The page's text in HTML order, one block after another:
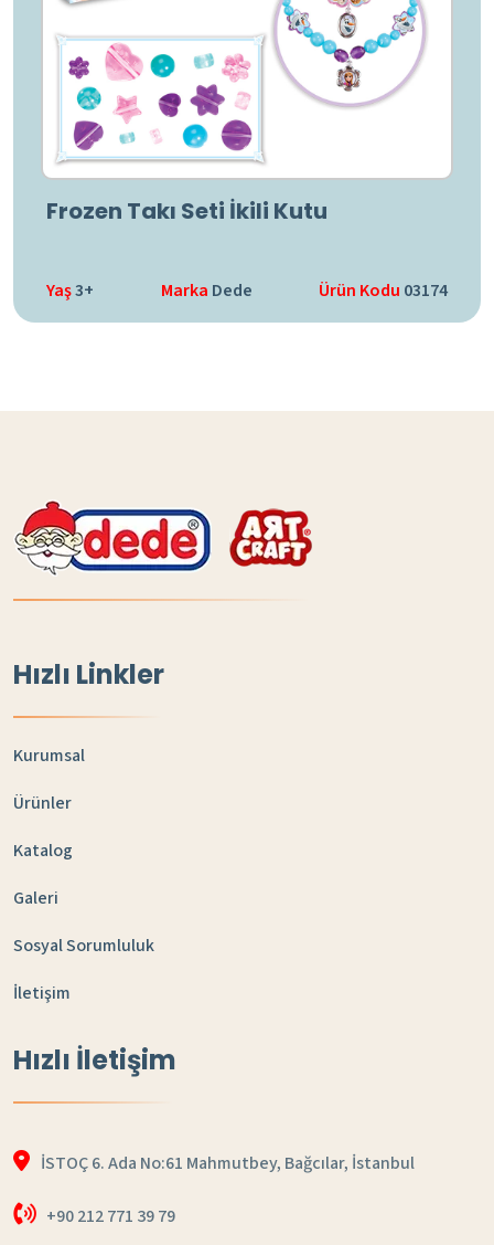
Frozen Takı Seti İkili Kutu
Yaş3+ Marka Dede Ürün Kodu 03174
Hızlı Linkler
Kurumsal
Ürünler
Katalog
Galeri
Sosyal Sorumluluk
İletişim
Hızlı İletişim
İSTOÇ 6. Ada No:61 Mahmutbey, Bağcılar, İstanbul
+90 212 771 39 79